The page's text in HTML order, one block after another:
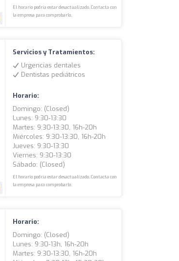
El horario podría estar desactualizado. Contacta con
la empresa para comprobarlo.
Servicios y Tratamientos:
Urgencias dentales
Dentistas pediátricos
Horario:
Domingo: (closed)
Lunes: 9:30-13:30
Martes: 9:30-13:30, 16h-20h
Miércoles: 9:30-13:30, 16h-20h
Jueves: 9:30-13:30
Viernes: 9:30-13:30
Sábado: (closed)
El horario podría estar desactualizado. Contacta con
la empresa para comprobarlo.
Horario:
Domingo: (closed)
Lunes: 9:30-13h, 16h-20h
Martes: 9:30-13:30, 16h-20h